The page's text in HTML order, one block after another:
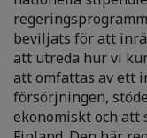
beviljats för att
att utreda hur vi
att omfattas av ett
försörjningen,
ekonomiskt och att